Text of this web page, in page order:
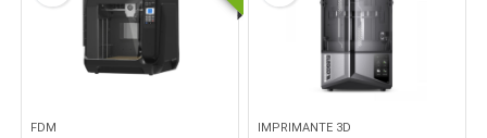
FDM IMPRIMANTE 3D